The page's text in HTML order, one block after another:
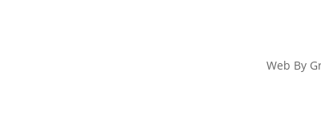
Web By